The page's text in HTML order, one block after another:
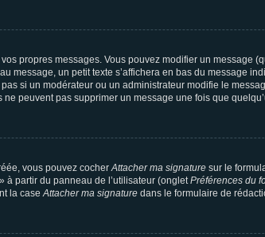
propres messages. Vous pouvez modifier un message
message, un petit texte s’affichera en bas du message
si un modérateur ou un administrateur modifie le
peuvent pas supprimer un message une fois que
vous pouvez cocherAttacher ma signature sur le
à partir du panneau de l’utilisateur (ongletPréférences du
la caseAttacher ma signature dans le formulaire de